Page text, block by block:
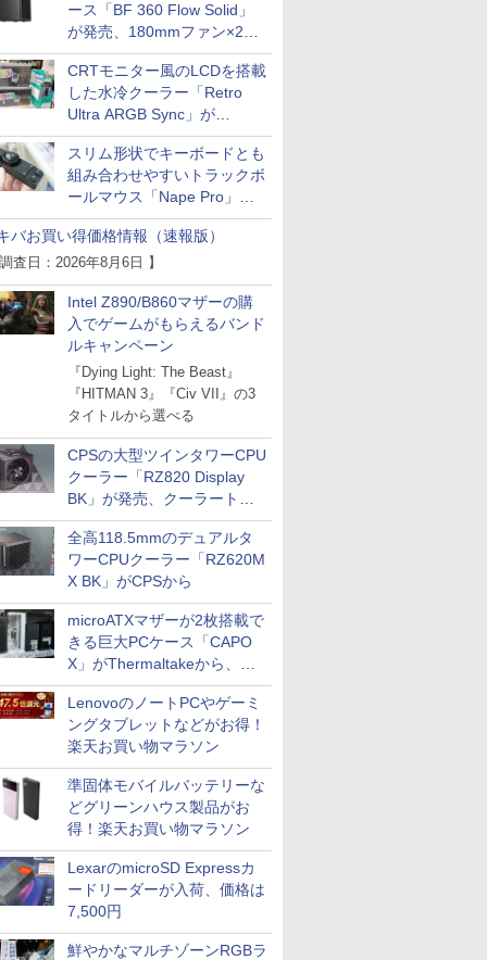
ース「BF 360 Flow Solid」
が発売、180mmファン×2搭
載
CRTモニター風のLCDを搭載
した水冷クーラー「Retro
Ultra ARGB Sync」が
Thermaltakeから
スリム形状でキーボードとも
組み合わせやすいトラックボ
ールマウス「Nape Pro」が
Keychronから
バお買い得価格情報（速報版）
査日：2026年8月6日 】
Intel Z890/B860マザーの購
入でゲームがもらえるバンド
ルキャンペーン
『Dying Light: The Beast』
『HITMAN 3』『Civ VII』の3
タイトルから選べる
CPSの大型ツインタワーCPU
クーラー「RZ820 Display
BK」が発売、クーラートッ
プに5インチ液晶搭載
全高118.5mmのデュアルタ
ワーCPUクーラー「RZ620M
X BK」がCPSから
microATXマザーが2枚搭載で
きる巨大PCケース「CAPO
X」がThermaltakeから、カ
ラーは2色
LenovoのノートPCやゲーミ
ングタブレットなどがお得！
楽天お買い物マラソン
準固体モバイルバッテリーな
どグリーンハウス製品がお
得！楽天お買い物マラソン
LexarのmicroSD Expressカ
ードリーダーが入荷、価格は
7,500円
鮮やかなマルチゾーンRGBラ